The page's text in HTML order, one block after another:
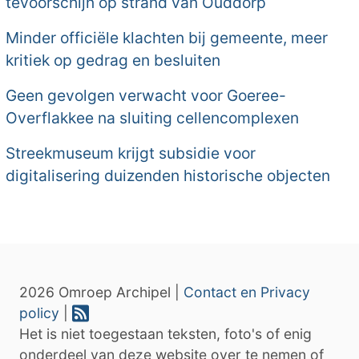
Minder officiële klachten bij gemeente, meer
kritiek op gedrag en besluiten
Geen gevolgen verwacht voor Goeree-
Overflakkee na sluiting cellencomplexen
Streekmuseum krijgt subsidie voor
digitalisering duizenden historische objecten
2026 Omroep Archipel | Contact en Privacy
policy
Het is niet toegestaan teksten, foto's of enig
onderdeel van deze website over te nemen of